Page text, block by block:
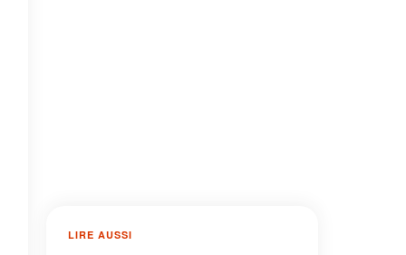
LIRE AUSSI